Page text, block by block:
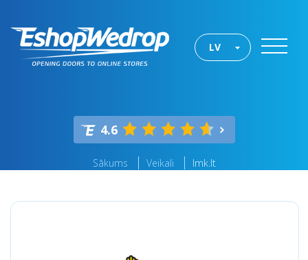
LV
4.6
Sākums Veikali Imk.lt